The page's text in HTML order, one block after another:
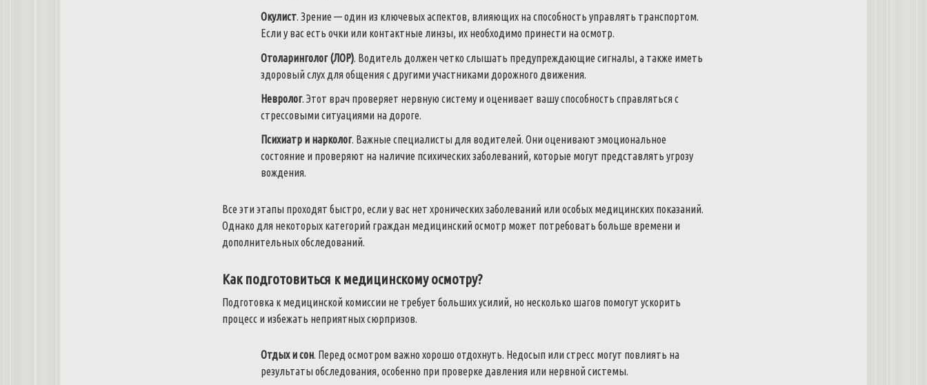
Окулист. Зрение — один из ключевых аспектов, влияющих на способность управлять транспортом.
Если у вас есть очки или контактные линзы, их необходимо принести на осмотр.
Отоларинголог (ЛОР) . Водитель должен четко слышать предупреждающие сигналы, а также иметь
здоровый слух для общения с другими участниками дорожного движения.
Невролог. Этот врач проверяет нервную систему и оценивает вашу способность справляться с
стрессовыми ситуациями на дороге.
Психиатр и нарколог. Важные специалисты для водителей. Они оценивают эмоциональное
состояние и проверяют на наличие психических заболеваний, которые могут представлять угрозу
вождения.
Все эти этапы проходят быстро, если у вас нет хронических заболеваний или особых медицинских показаний.
Однако для некоторых категорий граждан медицинский осмотр может потребовать больше времени и
дополнительных обследований.
Как подготовиться к медицинскому осмотру?
Подготовка к медицинской комиссии не требует больших усилий, но несколько шагов помогут ускорить
процесс и избежать неприятных сюрпризов.
Отдых и сон . Перед осмотром важно хорошо отдохнуть. Недосып или стресс могут повлиять на
результаты обследования, особенно при проверке давления или нервной системы.